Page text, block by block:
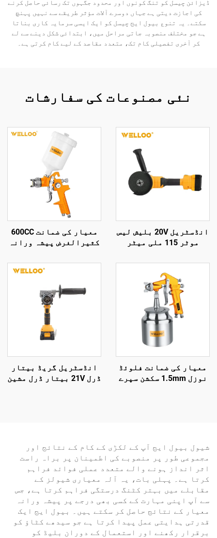
ڈیزائن چیسل کو تنگ کونوں اور محدود جگہوں تک رسائی حاصل کرنے
کی اجازت دیتی ہے جہاں دوسرے آلات مؤثر طریقے سے نہیں پہنچ
سکتے۔ یہ تنوع بیول ایج چیسل کو ایک ایسی سرمایہ کاری بناتا
ہے جو مختلف منصوبہ جاتی مراحل میں، ابتدائی شکل دینے سے لے
کر آخری تفصیلی کام تک، متعدد مقاصد کے لیے کام کرتی ہے۔
نئی مصنوعات کی سفارشات
انڈسٹریل 20V بلیش لیس
موٹر 115 ملی میٹر
وائرلیس اینگل
گرائنڈر کٹنگ اور پالش
کرنے کے آلے کے لیے
معیار کی ضمانت 600CC
کثیرالغرض پیشہ ورانہ
خاندان کی چھوٹی
پورٹیبل سپرے بندوق
معیار کی ضمانت فلوئڈ
نوزل 1.5mm سکشن سپرے
انڈسٹریل گریڈ بیتار
ڈرل 21V بیتار ڈرل مشین
شیول بیول ایج آپ کے لکڑی کے کام کے نتائج اور
مجموعی طور پر منصوبے کی اطمینان پر براہ راست
اثر انداز ہونے والے متعدد عملی فوائد فراہم
کرتا ہے۔ پہلی بات، یہ آلہ معیاری شیولز کے
مقابلے میں بہتر کٹنگ درستگی فراہم کرتا ہے، جس
سے آپ اپنی مہارت کے کسی بھی درجے پر پیشہ ورانہ
معیار کے نتائج حاصل کر سکتے ہیں۔ بیول ایج ایک
قدرتی ہدایتی عمل پیدا کرتا ہے جو سیدھے کٹاؤ کو
برقرار رکھنے اور استعمال کے دوران بلیڈ کو